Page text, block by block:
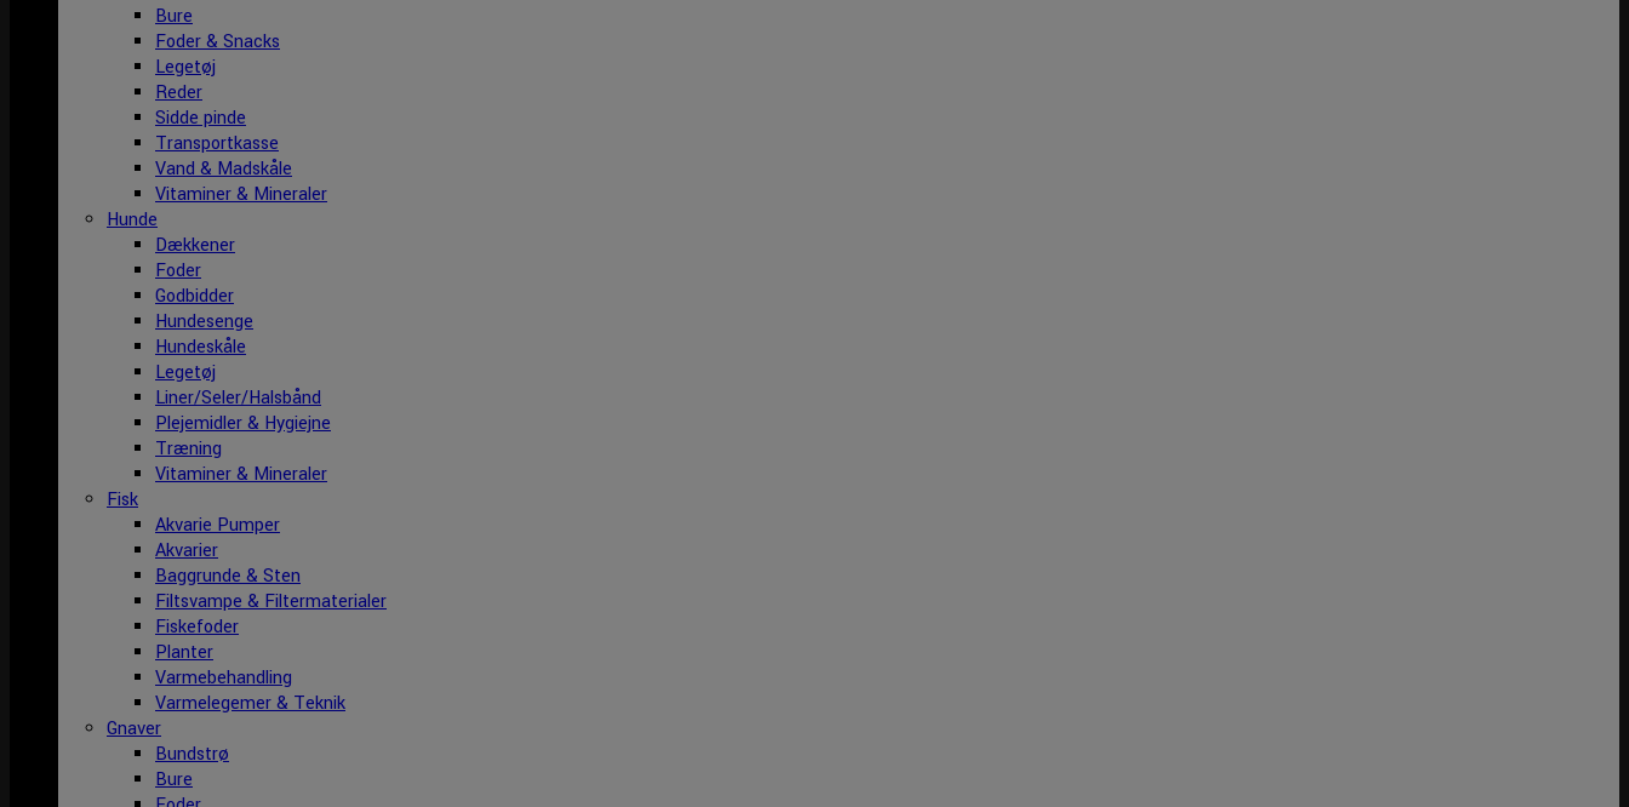
Bure
Foder & Snacks
Legetøj
Reder
Sidde pinde
Transportkasse
Vand & Madskåle
Vitaminer & Mineraler
Hunde
Dækkener
Foder
Godbidder
Hundesenge
Hundeskåle
Legetøj
Liner/Seler/Halsbånd
Plejemidler & Hygiejne
Træning
Vitaminer & Mineraler
Fisk
Akvarie Pumper
Akvarier
Baggrunde & Sten
Filtsvampe & Filtermaterialer
Fiskefoder
Planter
Varmebehandling
Varmelegemer & Teknik
Gnaver
Bundstrø
Bure